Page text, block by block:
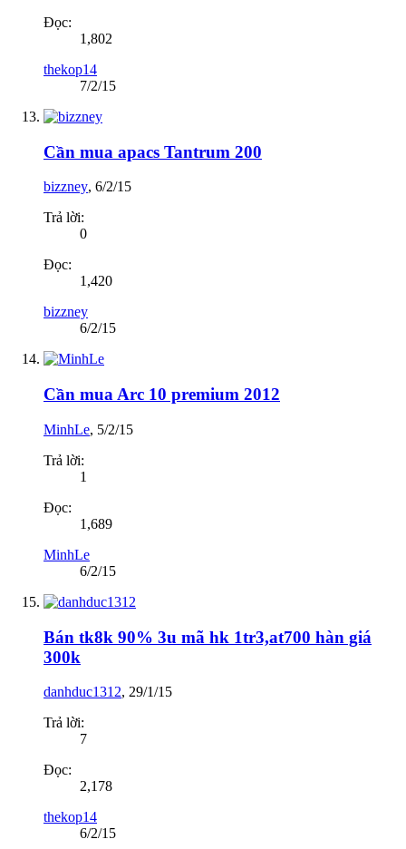
Đọc:
1,802
thekop14
7/2/15
Cần mua apacs Tantrum 200
bizzney, 6/2/15
Trả lời:
0
Đọc:
1,420
bizzney
6/2/15
Cần mua Arc 10 premium 2012
MinhLe, 5/2/15
Trả lời:
1
Đọc:
1,689
MinhLe
6/2/15
Bán tk8k 90% 3u mã hk 1tr3,at700 hàn giá
300k
danhduc1312, 29/1/15
Trả lời:
7
Đọc:
2,178
thekop14
6/2/15